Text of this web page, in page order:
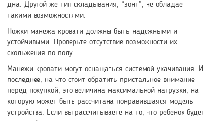
дна. Другой же тип складывания, “зонт”, не обладает
такими возможностями.
Ножки манежа кровати должны быть надежными и
устойчивыми. Проверьте отсутствие возможности их
скольжения по полу.
Манежи-кровати могут оснащаться системой укачивания. И
последнее, на что стоит обратить пристальное внимание
перед покупкой, это величина максимальной нагрузки, на
которую может быть рассчитана понравившаяся модель
устройства. Если вы рассчитываете на то, что ребенок будет